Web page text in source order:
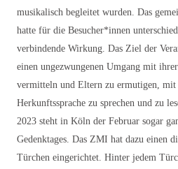
musikalisch begleitet wurden. Das
hatte für die Besucher*innen
verbindende Wirkung. Das Ziel der
einen ungezwungenen Umgang mit
vermitteln und Eltern zu ermutigen,
Herkunftssprache zu sprechen und zu
2023 steht in Köln der Februar sogar
Gedenktages. Das ZMI hat dazu einen
Türchen eingerichtet. Hinter jedem